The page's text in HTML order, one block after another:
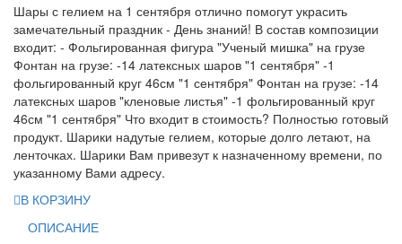
Шары с гелием на 1 сентября отлично помогут украсить
замечательный праздник - День знаний! В состав композиции
входит: - Фольгированная фигура "Ученый мишка" на грузе
Фонтан на грузе: -14 латексных шаров "1 сентября" -1
фольгированный круг 46см "1 сентября" Фонтан на грузе: -14
латексных шаров "кленовые листья" -1 фольгированный круг
46см "1 сентября" Что входит в стоимость? Полностью готовый
продукт. Шарики надутые гелием, которые долго летают, на
ленточках. Шарики Вам привезут к назначенному времени, по
указанному Вами адресу.
В КОРЗИНУ
ОПИСАНИЕ